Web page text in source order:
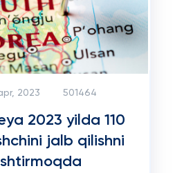
2023 501464
2023 yilda 110
jalb qilishni